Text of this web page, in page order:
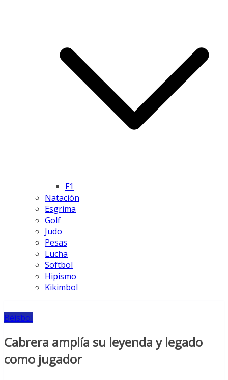
F1
Natación
Esgrima
Golf
Judo
Pesas
Lucha
Softbol
Hipismo
Kikimbol
Béisbol
Cabrera amplía su leyenda y legado
como jugador